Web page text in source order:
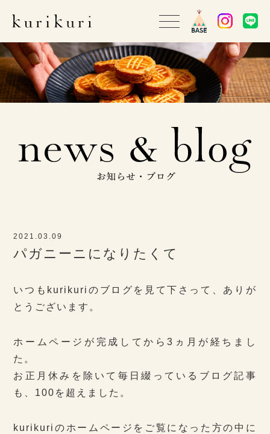
2021.03.09
パガニーニになりたくて
いつもkurikuriのブログを見て下さって、ありが
とうございます。
ホームページが完成してから3ヵ月が経ちまし
た。
お正月休みを除いて毎日綴っているブログ記事
も、100を超えました。
kurikuriのホームページをご覧になった方の中に